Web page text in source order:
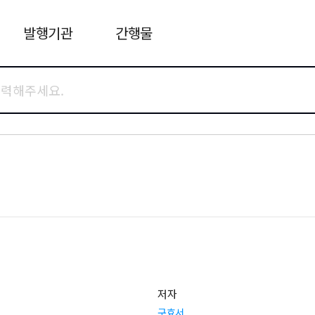
발행기관 간행물
저자